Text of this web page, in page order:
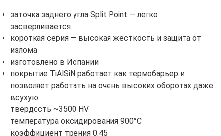
заточка заднего угла Split Point — легко
засверливается
короткая серия — высокая жесткость и защита от
излома
изготовлено в Испании
покрытие TiAlSiN работает как термобарьер и
позволяет работать на очень высоких оборотах даже
всухую:
твердость ~3500 HV
температура оксидирования 900°С
коэффициент трения 0.45